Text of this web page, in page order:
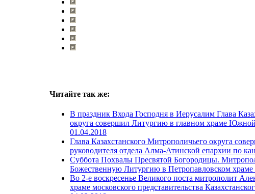
Читайте так же:
В праздник Входа Господня в Иерусалим Глава
округа совершил Литургию в главном храме
01.04.2018
Глава Казахстанского Митрополичьего округа
руководителя отдела Алма-Атинской епархии по
Суббота Похвалы Пресвятой Богородицы.
Божественную Литургию в Петропавловском
Во 2-е воскресенье Великого поста митрополит
храме московского представительства